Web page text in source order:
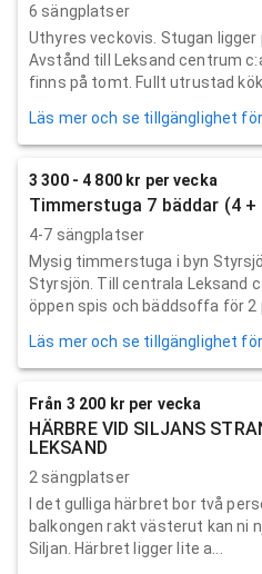
6 sängplatser
Uthyres veckovis. Stugan ligger
Avstånd till Leksand centrum
finns på tomt. Fullt utrustad
Läs mer och se tillgänglighet
3 300 - 4 800 kr per vecka
Timmerstuga 7 bäddar (4
4-7 sängplatser
Mysig timmerstuga i byn
Styrsjön. Till centrala Leksand
öppen spis och bäddsoffa för 2
Läs mer och se tillgänglighet
Från 3 200 kr per vecka
HÄRBRE VID SILJANS
LEKSAND
2 sängplatser
I det gulliga härbret bor två
balkongen rakt västerut kan ni
Siljan. Härbret ligger lite a...